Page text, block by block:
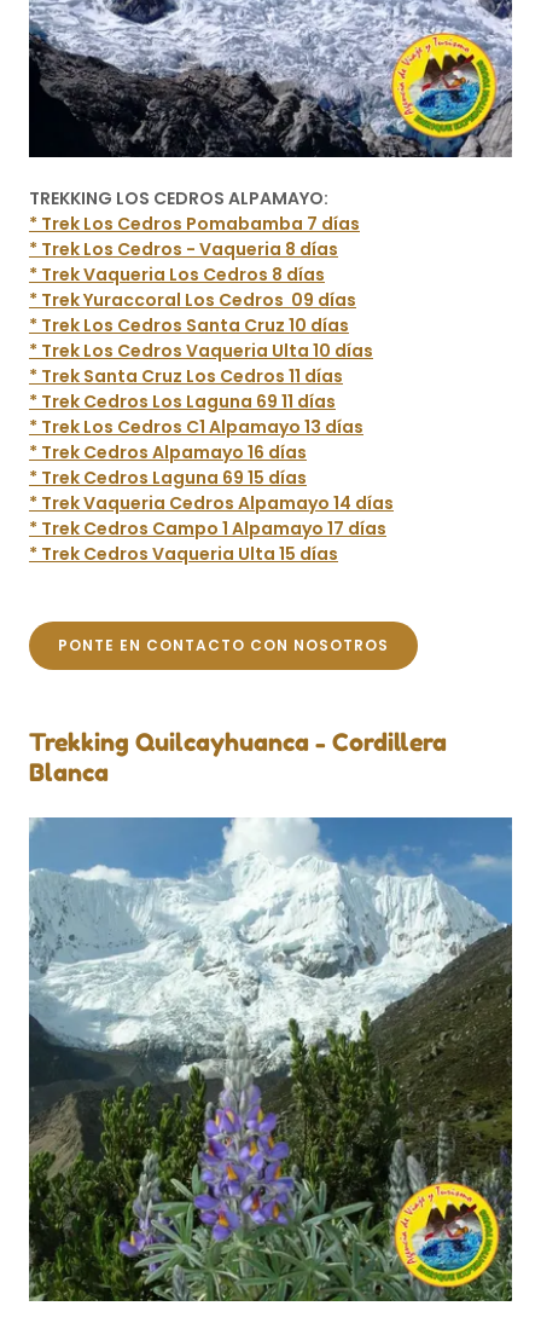
TREKKING LOS CEDROS ALPAMAYO:
* Trek Los Cedros Pomabamba 7 días
* Trek Los Cedros - Vaqueria 8 días
* Trek Vaqueria Los Cedros 8 días
* Trek Yuraccoral Los Cedros 09 días
* Trek Los Cedros Santa Cruz 10 días
* Trek Los Cedros Vaqueria Ulta 10 días
* Trek Santa Cruz Los Cedros 11 días
* Trek Cedros Los Laguna 69 11 días
* Trek Los Cedros C1 Alpamayo 13 días
* Trek Cedros Alpamayo 16 días
* Trek Cedros Laguna 69 15 días
* Trek Vaqueria Cedros Alpamayo 14 días
* Trek Cedros Campo 1 Alpamayo 17 días
* Trek Cedros Vaqueria Ulta 15 días
PONTE EN CONTACTO CON NOSOTROS
Trekking Quilcayhuanca - Cordillera
Blanca